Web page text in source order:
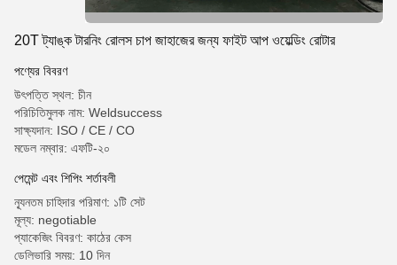
20T ট্যাঙ্ক টারনিং রোলস চাপ জাহাজের জন্য ফাইট আপ ওয়েল্ডিং রোটার
পণ্যের বিবরণ
উৎপত্তি স্থল: চীন
পরিচিতিমুলক নাম: Weldsuccess
সাক্ষ্যদান: ISO / CE / CO
মডেল নম্বার: এফটি-২০
পেমেন্ট এবং শিপিং শর্তাবলী
ন্যূনতম চাহিদার পরিমাণ: ১টি সেট
মূল্য: negotiable
প্যাকেজিং বিবরণ: কাঠের কেস
ডেলিভারি সময়: 10 দিন